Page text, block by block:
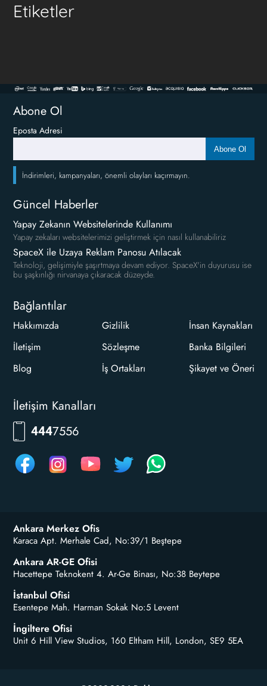
Etiketler
Abone Ol
Eposta Adresi
Abone Ol
İndirimleri, kampanyaları, önemli olayları kaçırmayın.
Güncel Haberler
Yapay Zekanın Websitelerinde Kullanımı
Yapay zekaları websitelerimizi geliştirmek için nasıl kullanabiliriz
SpaceX ile Uzaya Reklam Panosu Atılacak
Teknoloji, gelişimiyle şaşırtmaya devam ediyor. SpaceX'in duyurusu ise
bu şaşkınlığı nirvanaya çıkaracak düzeyde.
Bağlantılar
Hakkımızda
İletişim
Blog
Gizlilik
Sözleşme
İş Ortakları
İnsan Kaynakları
Banka Bilgileri
Şikayet ve Öneri
İletişim Kanalları
4447556
Ankara Merkez Ofis
Karaca Apt. Merhale Cad, No:39/1 Beştepe
Ankara AR-GE Ofisi
Hacettepe Teknokent 4. Ar-Ge Binası, No:38 Beytepe
İstanbul Ofisi
Esentepe Mah. Harman Sokak No:5 Levent
İngiltere Ofisi
Unit 6 Hill View Studios, 160 Eltham Hill, London, SE9 5EA